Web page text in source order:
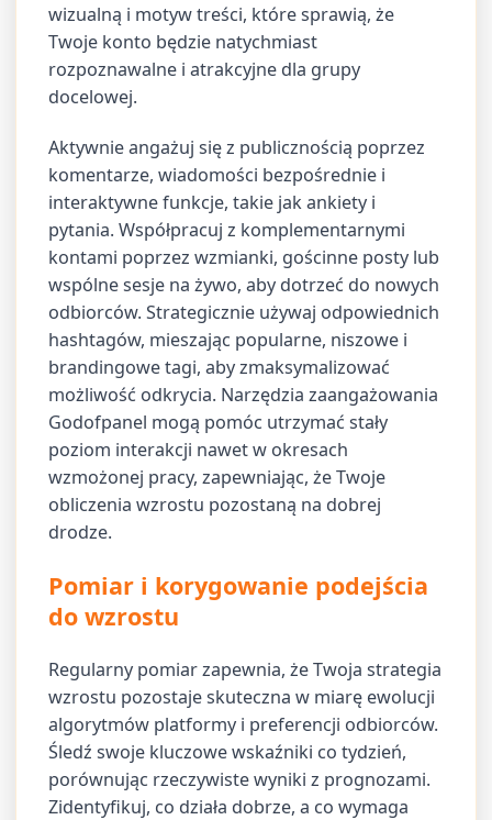
wizualną i motyw treści, które sprawią, że
Twoje konto będzie natychmiast
rozpoznawalne i atrakcyjne dla grupy
docelowej.
Aktywnie angażuj się z publicznością poprzez
komentarze, wiadomości bezpośrednie i
interaktywne funkcje, takie jak ankiety i
pytania. Współpracuj z komplementarnymi
kontami poprzez wzmianki, gościnne posty lub
wspólne sesje na żywo, aby dotrzeć do nowych
odbiorców. Strategicznie używaj odpowiednich
hashtagów, mieszając popularne, niszowe i
brandingowe tagi, aby zmaksymalizować
możliwość odkrycia. Narzędzia zaangażowania
Godofpanel mogą pomóc utrzymać stały
poziom interakcji nawet w okresach
wzmożonej pracy, zapewniając, że Twoje
obliczenia wzrostu pozostaną na dobrej
drodze.
Pomiar i korygowanie podejścia
do wzrostu
Regularny pomiar zapewnia, że Twoja strategia
wzrostu pozostaje skuteczna w miarę ewolucji
algorytmów platformy i preferencji odbiorców.
Śledź swoje kluczowe wskaźniki co tydzień,
porównując rzeczywiste wyniki z prognozami.
Zidentyfikuj, co działa dobrze, a co wymaga